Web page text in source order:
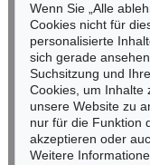
Jetzt zum
Wenn Sie „Alle
Cookies nicht für
personalisierte
sich gerade
Suchsitzung und
Cookies, um Inhalte
unsere Website zu
nur für die Funktion
akzeptieren oder
Weitere